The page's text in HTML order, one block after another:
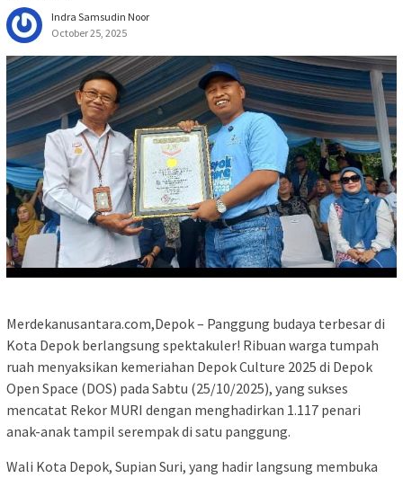
Indra Samsudin Noor
October 25, 2025
Merdekanusantara.com,Depok – Panggung budaya terbesar di
Kota Depok berlangsung spektakuler! Ribuan warga tumpah
ruah menyaksikan kemeriahan Depok Culture 2025 di Depok
Open Space (DOS) pada Sabtu (25/10/2025), yang sukses
mencatat Rekor MURI dengan menghadirkan 1.117 penari
anak-anak tampil serempak di satu panggung.
Wali Kota Depok, Supian Suri, yang hadir langsung membuka